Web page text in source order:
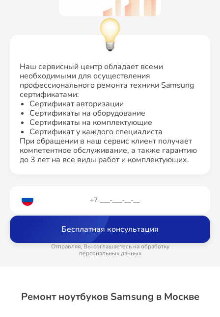
Наш сервисный центр обладает всеми
необходимыми для осуществления
профессионального ремонта техники Samsung
сертификатами:
Сертификат авторизации
Сертификаты на оборудование
Сертификаты на комплектующие
Сертификат у каждого специалиста
При обращении в наш сервис клиент получает
компетентное обслуживание, а также гарантию
до 3 лет на все виды работ и комплектующих.
Бесплатная консультация
Отправляя, Вы соглашаетесь на обработку
персональных данных
Ремонт ноутбуков Samsung в Москве